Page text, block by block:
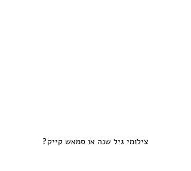
צילומי גיל שנה או סמאש קייק?